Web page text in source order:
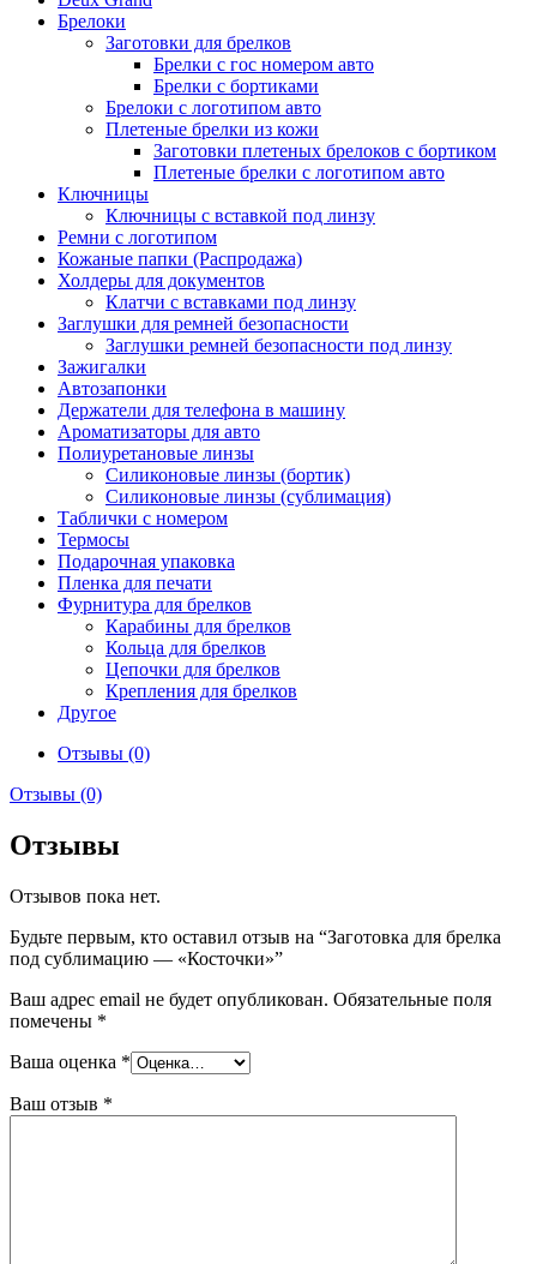
Брелоки
Заготовки для брелков
Брелки с гос номером авто
Брелки с бортиками
Брелоки с логотипом авто
Плетеные брелки из кожи
Заготовки плетеных брелоков с бортиком
Плетеные брелки с логотипом авто
Ключницы
Ключницы с вставкой под линзу
Ремни с логотипом
Кожаные папки (Распродажа)
Холдеры для документов
Клатчи с вставками под линзу
Заглушки для ремней безопасности
Заглушки ремней безопасности под линзу
Зажигалки
Автозапонки
Держатели для телефона в машину
Ароматизаторы для авто
Полиуретановые линзы
Силиконовые линзы (бортик)
Силиконовые линзы (сублимация)
Таблички с номером
Термосы
Подарочная упаковка
Пленка для печати
Фурнитура для брелков
Карабины для брелков
Кольца для брелков
Цепочки для брелков
Крепления для брелков
Другое
Отзывы (0)
Отзывы (0)
Отзывы
Отзывов пока нет.
Будьте первым, кто оставил отзыв на “Заготовка для брелка
под сублимацию — «Косточки»”
Ваш адрес email не будет опубликован. Обязательные поля
помечены *
Ваша оценка *
Ваш отзыв *